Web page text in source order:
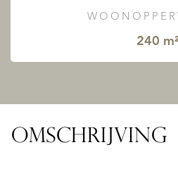
240
OMSCHRIJVING